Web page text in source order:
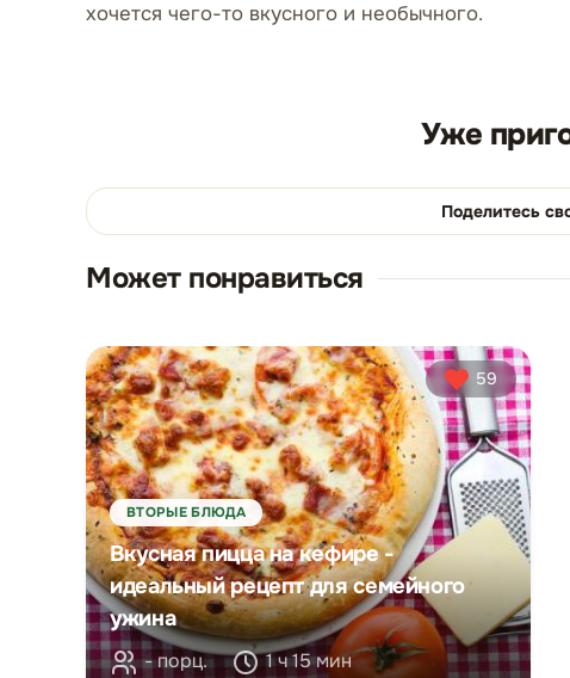
хочется чего-то вкусного и необычного.
Уже
Поделитесь
Может понравиться
59
ВТОРЫЕ БЛЮДА
Вкусная пицца на кефире -
идеальный рецепт для семейного
ужина
- порц. 1 ч 15 мин